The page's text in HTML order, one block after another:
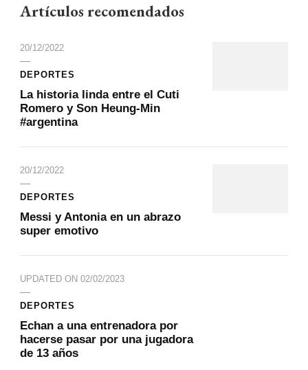
Artículos recomendados
20/12/2022
DEPORTES
La historia linda entre el Cuti
Romero y Son Heung-Min
#argentina
20/12/2022
DEPORTES
Messi y Antonia en un abrazo
super emotivo
UPDATED ON 02/02/2023
DEPORTES
Echan a una entrenadora por
hacerse pasar por una jugadora
de 13 años